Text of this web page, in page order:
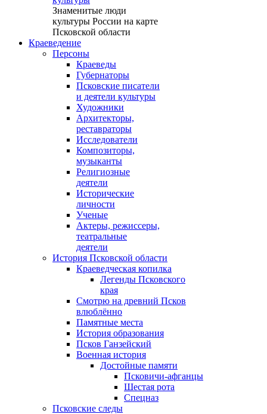
Знаменитые люди
культуры России на карте
Псковской области
Краеведение
Персоны
Краеведы
Губернаторы
Псковские писатели
и деятели культуры
Художники
Архитекторы,
реставраторы
Исследователи
Композиторы,
музыканты
Религиозные
деятели
Исторические
личности
Ученые
Актеры, режиссеры,
театральные
деятели
История Псковской области
Краеведческая копилка
Легенды Псковского
края
Смотрю на древний Псков
влюблённо
Памятные места
История образования
Псков Ганзейский
Военная история
Достойные памяти
Псковичи-афганцы
Шестая рота
Спецназ
Псковские следы